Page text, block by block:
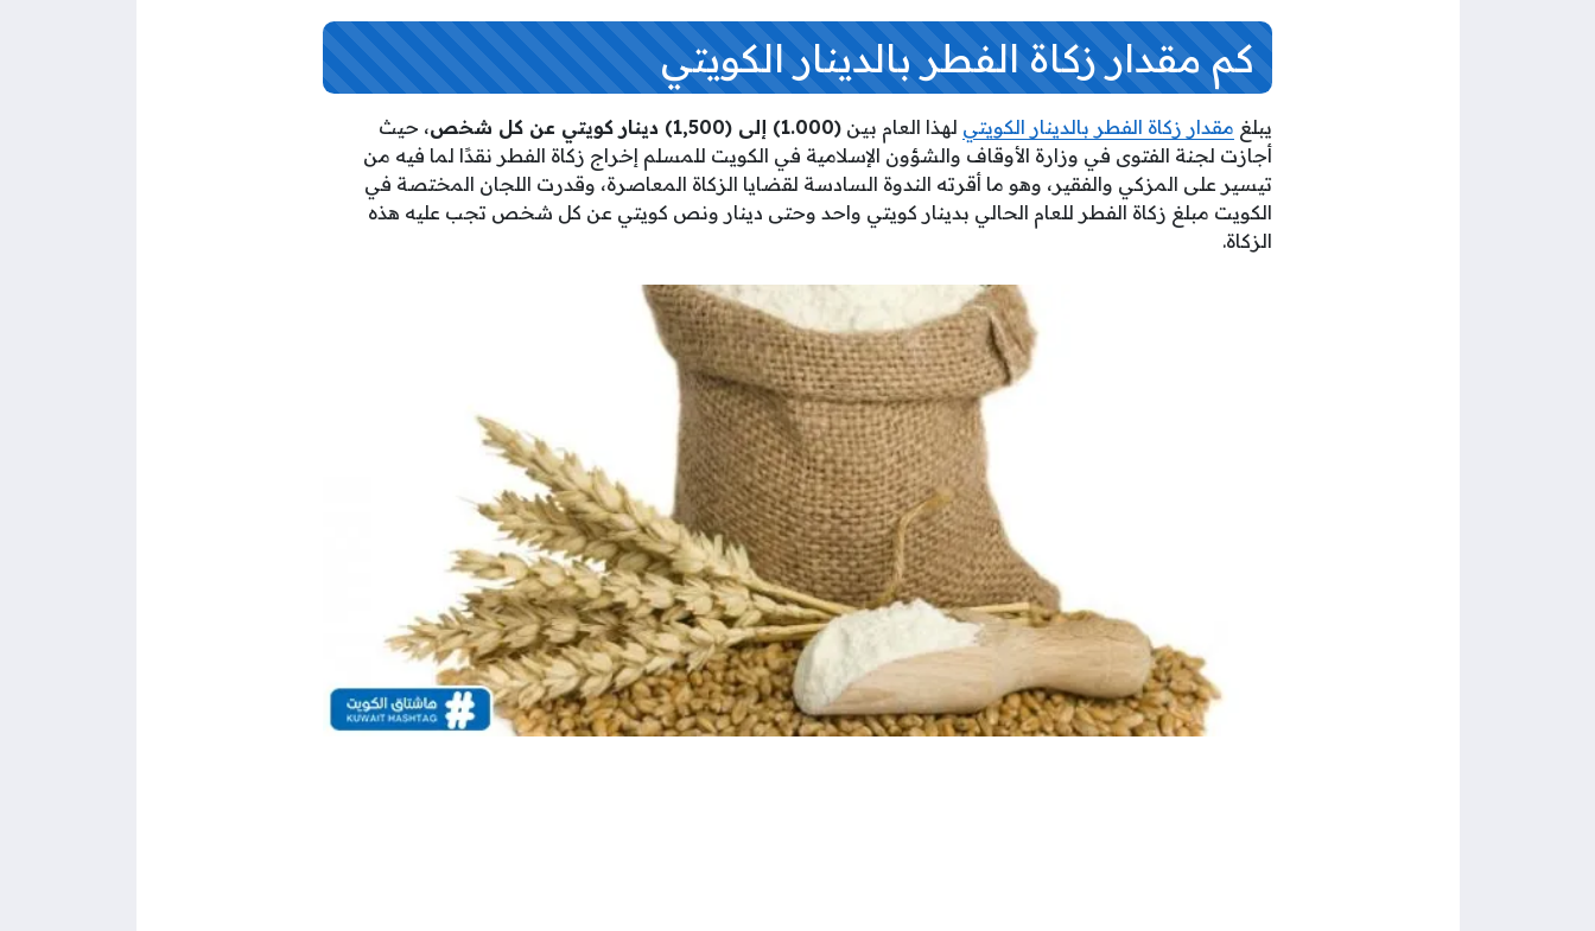
كم مقدار زكاة الفطر بالدينار الكويتي
يبلغ مقدار زكاة الفطر بالدينار الكويتي لهذا العام بين (1.000) إلى (1,500) دينار كويتي عن كل شخص
، حيث
أجازت لجنة الفتوى في وزارة الأوقاف والشؤون الإسلامية في الكويت للمسلم إخراج زكاة الفطر نقدًا لما فيه من
تيسير على المزكي والفقير، وهو ما أقرته الندوة السادسة لقضايا الزكاة المعاصرة، وقدرت اللجان المختصة في
الكويت مبلغ زكاة الفطر للعام الحالي بدينار كويتي واحد وحتى دينار ونص كويتي عن كل شخص تجب عليه هذه
الزكاة.